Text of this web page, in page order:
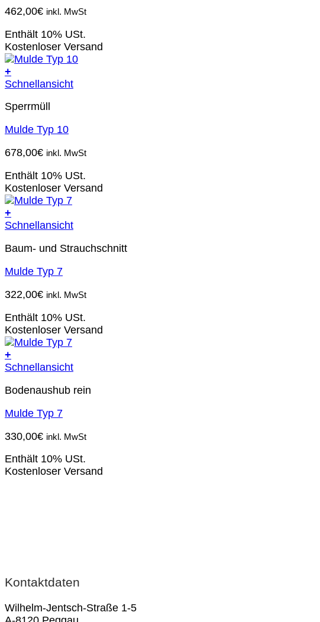
462,00€ inkl. MwSt
Enthält 10% USt.
Kostenloser Versand
+
Schnellansicht
Sperrmüll
Mulde Typ 10
678,00€ inkl. MwSt
Enthält 10% USt.
Kostenloser Versand
+
Schnellansicht
Baum- und Strauchschnitt
Mulde Typ 7
322,00€ inkl. MwSt
Enthält 10% USt.
Kostenloser Versand
+
Schnellansicht
Bodenaushub rein
Mulde Typ 7
330,00€ inkl. MwSt
Enthält 10% USt.
Kostenloser Versand
Kontaktdaten
Wilhelm-Jentsch-Straße 1-5